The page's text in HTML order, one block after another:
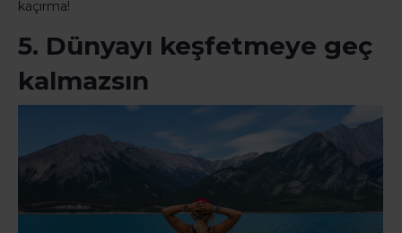
kaçırma!
5. Dünyayı keşfetmeye geç
kalmazsın